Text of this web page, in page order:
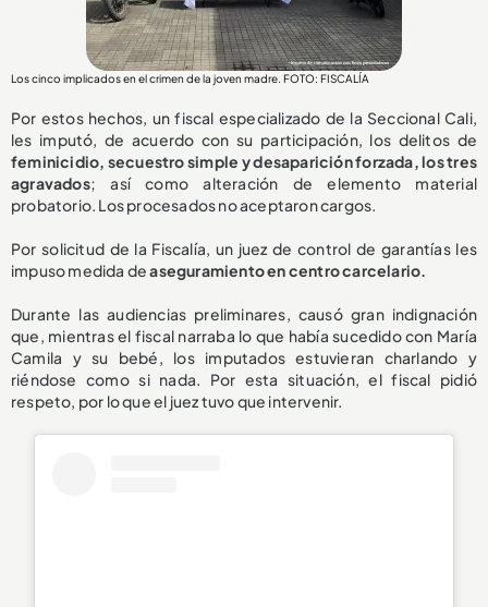
Los cinco implicados en el crimen de la joven madre. FOTO: FISCALÍA
Por estos hechos, un fiscal especializado de la Seccional Cali,
les imputó, de acuerdo con su participación, los delitos de
feminicidio, secuestro simple y desaparición forzada, los tres
agravados; así como alteración de elemento material
probatorio. Los procesados no aceptaron cargos.
Por solicitud de la Fiscalía, un juez de control de garantías les
impuso medida deaseguramiento en centro carcelario.
Durante las audiencias preliminares, causó gran indignación
que, mientras el fiscal narraba lo que había sucedido con María
Camila y su bebé, los imputados estuvieran charlando y
riéndose como si nada. Por esta situación, el fiscal pidió
respeto, por lo que el juez tuvo que intervenir.